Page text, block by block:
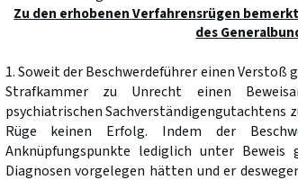
Zu den erhobenen Verfahrensrügen
des
1. Soweit der Beschwerdeführer einen Verstoß
Strafkammer zu Unrecht einen
psychiatrischen Sachverständigengutachtens
Rüge keinen Erfolg. Indem der
Anknüpfungspunkte lediglich unter
Diagnosen vorgelegen hätten und er